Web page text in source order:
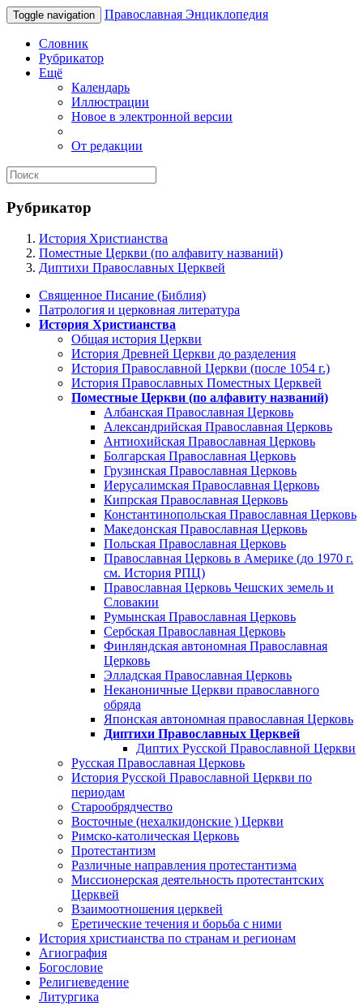
Toggle navigation Православная Энциклопедия
Словник
Рубрикатор
Ещё
Календарь
Иллюстрации
Новое в электронной версии
От редакции
Рубрикатор
История Христианства
Поместные Церкви (по алфавиту названий)
Диптихи Православных Церквей
Священное Писание (Библия)
Патрология и церковная литература
История Христианства
Общая история Церкви
История Древней Церкви до разделения
История Православной Церкви (после 1054 г.)
История Православных Поместных Церквей
Поместные Церкви (по алфавиту названий)
Албанская Православная Церковь
Александрийская Православная Церковь
Антиохийская Православная Церковь
Болгарская Православная Церковь
Грузинская Православная Церковь
Иерусалимская Православная Церковь
Кипрская Православная Церковь
Константинопольская Православная Церковь
Македонская Православная Церковь
Польская Православная Церковь
Православная Церковь в Америке (до 1970 г.
см. История РПЦ)
Православная Церковь Чешских земель и
Словакии
Румынская Православная Церковь
Сербская Православная Церковь
Финляндская автономная Православная
Церковь
Элладская Православная Церковь
Неканоничные Церкви православного
обряда
Японская автономная православная Церковь
Диптихи Православных Церквей
Диптих Русской Православной Церкви
Русская Православная Церковь
История Русской Православной Церкви по
периодам
Старообрядчество
Восточные (нехалкидонские ) Церкви
Римско-католическая Церковь
Протестантизм
Различные направления протестантизма
Миссионерская деятельность протестантских
Церквей
Взаимоотношения церквей
Еретические течения и борьба с ними
История христианства по странам и регионам
Агиография
Богословие
Религиеведение
Литургика